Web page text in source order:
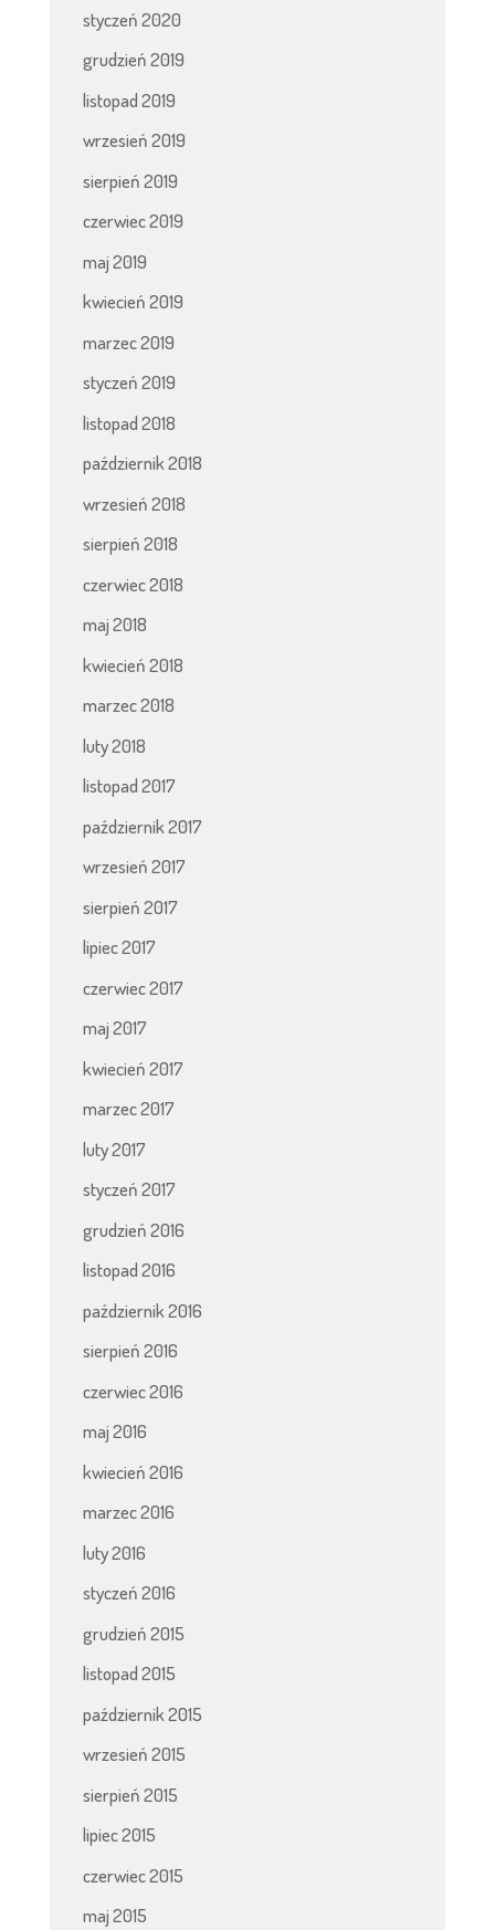
styczeń 2020
grudzień 2019
listopad 2019
wrzesień 2019
sierpień 2019
czerwiec 2019
maj 2019
kwiecień 2019
marzec 2019
styczeń 2019
listopad 2018
październik 2018
wrzesień 2018
sierpień 2018
czerwiec 2018
maj 2018
kwiecień 2018
marzec 2018
luty 2018
listopad 2017
październik 2017
wrzesień 2017
sierpień 2017
lipiec 2017
czerwiec 2017
maj 2017
kwiecień 2017
marzec 2017
luty 2017
styczeń 2017
grudzień 2016
listopad 2016
październik 2016
sierpień 2016
czerwiec 2016
maj 2016
kwiecień 2016
marzec 2016
luty 2016
styczeń 2016
grudzień 2015
listopad 2015
październik 2015
wrzesień 2015
sierpień 2015
lipiec 2015
czerwiec 2015
maj 2015